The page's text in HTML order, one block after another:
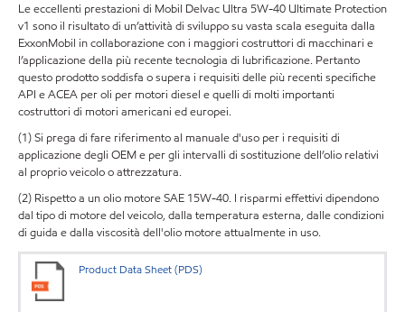
Le eccellenti prestazioni di Mobil Delvac Ultra 5W-40 Ultimate Protection
v1 sono il risultato di un’attività di sviluppo su vasta scala eseguita dalla
ExxonMobil in collaborazione con i maggiori costruttori di macchinari e
l’applicazione della più recente tecnologia di lubrificazione. Pertanto
questo prodotto soddisfa o supera i requisiti delle più recenti specifiche
API e ACEA per oli per motori diesel e quelli di molti importanti
costruttori di motori americani ed europei.
(1) Si prega di fare riferimento al manuale d'uso per i requisiti di
applicazione degli OEM e per gli intervalli di sostituzione dell’olio relativi
al proprio veicolo o attrezzatura.
(2) Rispetto a un olio motore SAE 15W-40. I risparmi effettivi dipendono
dal tipo di motore del veicolo, dalla temperatura esterna, dalle condizioni
di guida e dalla viscosità dell'olio motore attualmente in uso.
Product Data Sheet (PDS)